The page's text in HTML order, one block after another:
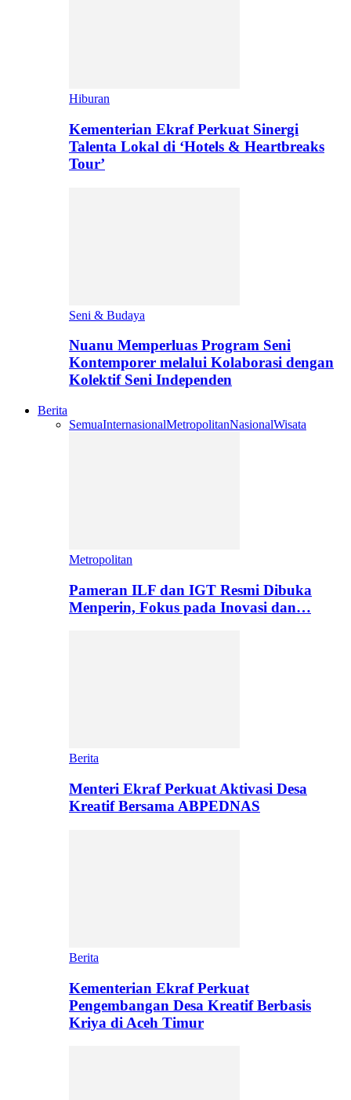
Hiburan
Kementerian Ekraf Perkuat Sinergi
Talenta Lokal di ‘Hotels & Heartbreaks
Tour’
Seni & Budaya
Nuanu Memperluas Program Seni
Kontemporer melalui Kolaborasi dengan
Kolektif Seni Independen
Berita
SemuaInternasionalMetropolitanNasionalWisata
Metropolitan
Pameran ILF dan IGT Resmi Dibuka
Menperin, Fokus pada Inovasi dan…
Berita
Menteri Ekraf Perkuat Aktivasi Desa
Kreatif Bersama ABPEDNAS
Berita
Kementerian Ekraf Perkuat
Pengembangan Desa Kreatif Berbasis
Kriya di Aceh Timur